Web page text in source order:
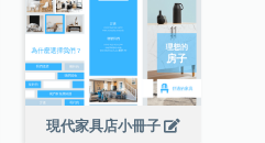
現代家具店小冊子